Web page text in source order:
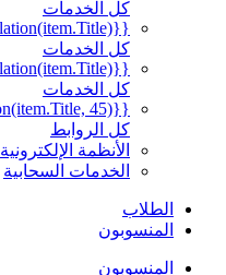
كل الخدمات
{{mmc.getCurrentTranslation(item.Title)}}
كل الخدمات
{{mmc.getCurrentTranslation(item.Title)}}
كل الخدمات
{{mmc.getTrimmedTranslation(item.Title, 45)}}
كل الروابط
الأنظمة الإلكترونية
الخدمات السحابية
الطلاب
المنسوبون
المنسوبون